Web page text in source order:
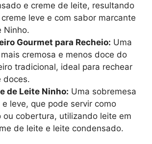
e creme de leite, resultando
leve e com sabor marcante
Ninho.
Gourmet para Recheio: Uma
cremosa e menos doce do
tradicional, ideal para rechear
doces.
de Leite Ninho: Uma sobremesa
e leve, que pode servir como
ou cobertura, utilizando leite em
de leite e leite condensado.